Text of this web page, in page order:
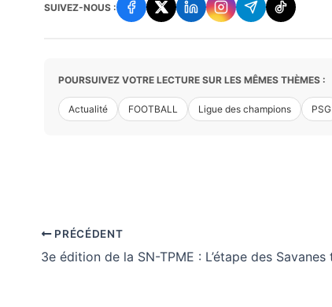
SUIVEZ-NOUS :
POURSUIVEZ VOTRE LECTURE SUR LES MÊMES THÈMES :
Actualité FOOTBALL Ligue des champions PSG
PRÉCÉDENT